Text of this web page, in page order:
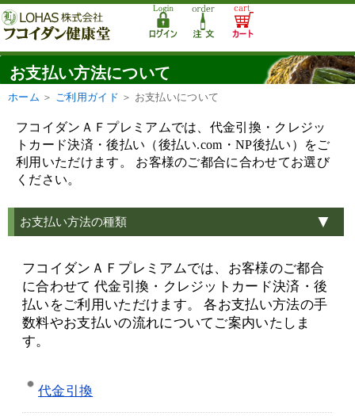
お支払い方法について
ホーム ＞ ご利用ガイド ＞ お支払いについて
フコイダンＡＦプレミアムでは、代金引換・クレジッ
トカード決済・後払い（後払い.com・NP後払い）をご
利用いただけます。 お客様のご都合に合わせてお選び
ください。
お支払い方法の種類
フコイダンＡＦプレミアムでは、お客様のご都合
に合わせて 代金引換・クレジットカード決済・後
払いをご利用いただけます。 各お支払い方法の手
数料やお支払いの流れについてご案内いたしま
す。
代金引換